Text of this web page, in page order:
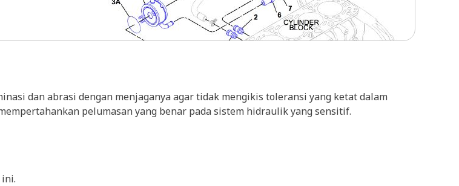
dan abrasi dengan menjaganya agar tidak mengikis toleransi yang ketat dalam
pelumasan yang benar pada sistem hidraulik yang sensitif.